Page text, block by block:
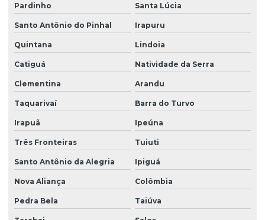
Pardinho Santa Lúcia
Santo Antônio do Pinhal Irapuru
Quintana Lindoia
Catiguá Natividade da Serra
Clementina Arandu
Taquarivaí Barra do Turvo
Irapuã Ipeúna
Três Fronteiras Tuiuti
Santo Antônio da Alegria Ipiguá
Nova Aliança Colômbia
Pedra Bela Taiúva